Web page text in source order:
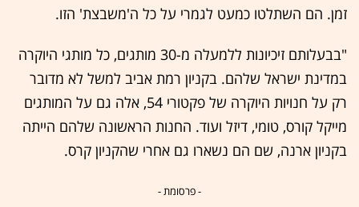
זמן. הם השתלטו כמעט לגמרי על כל ה'משבצת' הזו.
"בבעלותם זיכיונות ללמעלה מ-30 מותגים, כל מותגי היוקרה
במדינת ישראל שלהם. בקניון רמת אביב למשל לא מדובר
רק על חנויות היוקרה של פקטורי 54, אלה גם על המותגים
מייקל קורס, טומי, דיזל ועוד. החנות הראשונה שלהם הייתה
בקניון ארנה, שם הם נשארו גם אחרי שהקניון קרס.
- פרסומת -